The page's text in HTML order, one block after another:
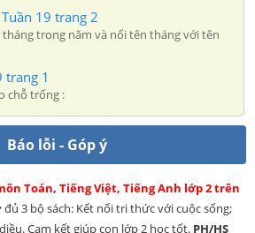
19 trang 2
tháng trong năm và nối tên tháng với tên
trang 1
chỗ trống :
Báo lỗi - Góp ý
Toán, Tiếng Việt, Tiếng Anh lớp 2 trên
đủ 3 bộ sách: Kết nối tri thức với cuộc sống;
Cam kết giúp con lớp 2 học tốt. PH/HS